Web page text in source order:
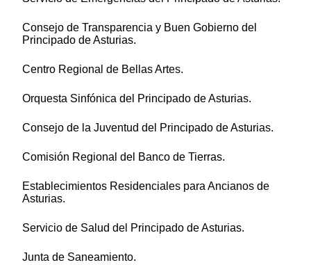
Consejo de Transparencia y Buen Gobierno del
Principado de Asturias.
Centro Regional de Bellas Artes.
Orquesta Sinfónica del Principado de Asturias.
Consejo de la Juventud del Principado de Asturias.
Comisión Regional del Banco de Tierras.
Establecimientos Residenciales para Ancianos de
Asturias.
Servicio de Salud del Principado de Asturias.
Junta de Saneamiento.